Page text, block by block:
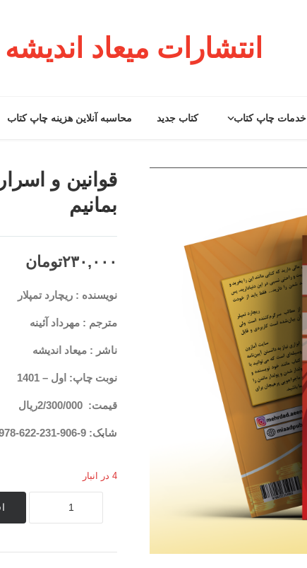
انتشارات میعاد اندیشه
خدمات چاپ کتاب کتاب جدید محاسبه آنلاین هزینه چاپ کتاب
قوانین و
بمانیم
۲۳۰,۰۰۰تومان
نویسنده : ریچارد تمپلار
مترجم : مهرداد آئینه
ناشر : میعاد اندیشه
نوبت چاپ: اول – 1401
قیمت: 2/300/000ریال
شابک: 9-906-231-622-978
4 در انبار
اسرار
پول‌دار